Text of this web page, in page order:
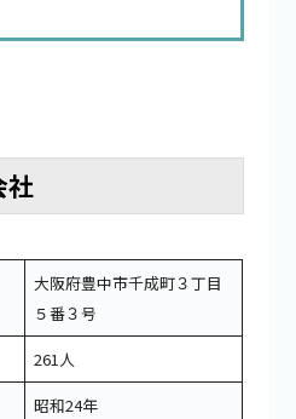
社
大阪府豊中市千成町３丁目
５番３号
261人
昭和24年